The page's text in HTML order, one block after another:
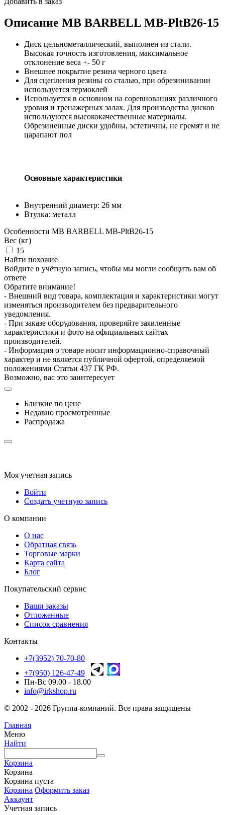
Описание MB BARBELL MB-PltB26-15
Диск цельнометаллический, выполнен из стали.
Высокая точность изготовления, максимальное
отклонение веса +- 50 г
Внешнее покрытие резина черного цвета
Для сцепления резины со сталью, при обрезинивании
используется термоклей
Используется в основном на соревнованиях различного
уровня и тренажерных залах. Для производства дисков
используются высококачественные материалы.
Обрезиненные диски удобны, эстетичны, не гремят и не
царапают пол
Основные характеристики
Внутренний диаметр: 26 мм
Втулка: металл
Особенности MB BARBELL MB-PltB26-15
Вес (кг)
15
Найти похожие
Войдите в учётную запись, чтобы мы могли сообщить вам об
ответе
Обратите внимание!
- Внешний вид товара, комплектация и характеристики могут
изменяться производителем без предварительного
уведомления.
- При заказе оборудования, проверяйте заявленные
характеристики и фото на официальных сайтах
производителей.
- Информация о товаре носит информационно-справочный
характер и не является публичной офертой, определяемой
положениями Статьи 437 ГК РФ.
Возможно, вас это заинтересует
Близкие по цене
Недавно просмотренные
Распродажа
Моя учетная запись
Войти
Создать учетную запись
О компании
О нас
Обратная связь
Торговые марки
Карта сайта
Блог
Покупательский сервис
Ваши заказы
Отложенные
Список сравнения
Контакты
+7(3952) 70-70-80
+7(950) 126-47-49
Пн-Вс 09.00 - 18.00
info@irkshop.ru
© 2002 - 2026 Группа-компаний. Все права защищены
Главная
Меню
Найти
Корзина
Корзина
Корзина пуста
Корзина Оформить заказ
Аккаунт
Учетная запись